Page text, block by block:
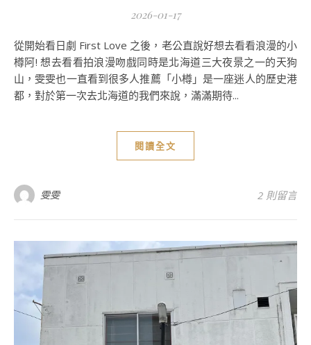
2026-01-17
從開始看日劇 First Love 之後，老公直說好想去看看浪漫的小
樽阿! 想去看看拍浪漫吻戲同時是北海道三大夜景之一的天狗
山，雯雯也一直看到很多人推薦「小樽」是一座迷人的歷史港
都，對於第一次去北海道的我們來說，滿滿期待...
閱讀全文
雯雯 2 則留言